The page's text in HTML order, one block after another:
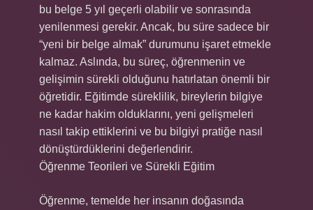
bu belge 5 yıl geçerli olabilir ve sonrasında
yenilenmesi gerekir. Ancak, bu süre sadece bir
“yeni bir belge almak” durumunu işaret etmekle
kalmaz. Aslında, bu süreç, öğrenmenin ve
gelişimin sürekli olduğunu hatırlatan önemli bir
öğretidir. Eğitimde süreklilik, bireylerin bilgiye
ne kadar hakim olduklarını, yeni gelişmeleri
nasıl takip ettiklerini ve bu bilgiyi pratiğe nasıl
dönüştürdüklerini değerlendirir.
Öğrenme Teorileri ve Sürekli Eğitim
Öğrenme, temelde her insanın doğasında